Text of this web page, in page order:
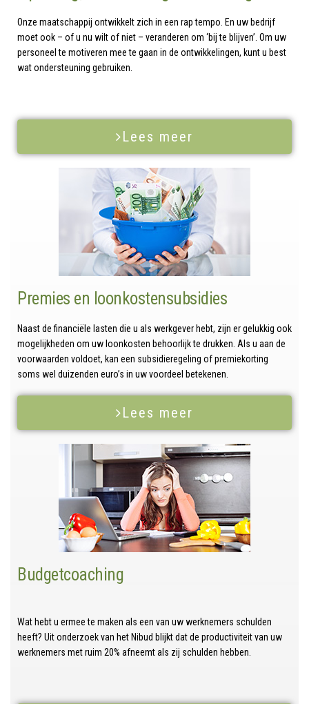
Onze maatschappij ontwikkelt zich in een rap tempo. En uw bedrijf
moet ook – of u nu wilt of niet – veranderen om ‘bij te blijven’. Om uw
personeel te motiveren mee te gaan in de ontwikkelingen, kunt u best
wat ondersteuning gebruiken.
Lees meer
Premies en loonkostensubsidies
Naast de financiële lasten die u als werkgever hebt, zijn er gelukkig ook
mogelijkheden om uw loonkosten behoorlijk te drukken. Als u aan de
voorwaarden voldoet, kan een subsidieregeling of premiekorting
soms wel duizenden euro’s in uw voordeel betekenen.
Lees meer
Budgetcoaching
Wat hebt u ermee te maken als een van uw werknemers schulden
heeft? Uit onderzoek van het Nibud blijkt dat de productiviteit van uw
werknemers met ruim 20% afneemt als zij schulden hebben.